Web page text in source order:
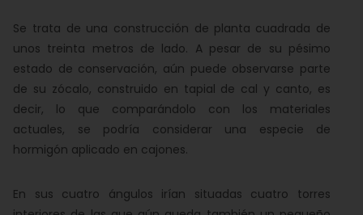
Se trata de una construcción de planta cuadrada de
unos treinta metros de lado. A pesar de su pésimo
estado de conservación, aún puede observarse parte
de su zócalo, construido en tapial de cal y canto, es
decir, lo que comparándolo con los materiales
actuales, se podría considerar una especie de
hormigón aplicado en cajones.
En sus cuatro ángulos irían situadas cuatro torres